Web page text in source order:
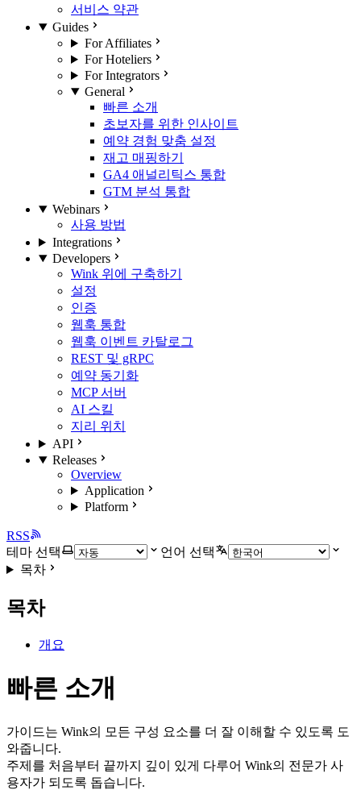
서비스 약관
Guides
For Affiliates
For Hoteliers
For Integrators
General
빠른 소개
초보자를 위한 인사이트
예약 경험 맞춤 설정
재고 매핑하기
GA4 애널리틱스 통합
GTM 분석 통합
Webinars
사용 방법
Integrations
Developers
Wink 위에 구축하기
설정
인증
웹훅 통합
웹훅 이벤트 카탈로그
REST 및 gRPC
예약 동기화
MCP 서버
AI 스킬
지리 위치
API
Releases
Overview
Application
Platform
RSS
테마 선택
언어 선택
목차
목차
개요
빠른 소개
가이드는 Wink의 모든 구성 요소를 더 잘 이해할 수 있도록 도
와줍니다.
주제를 처음부터 끝까지 깊이 있게 다루어 Wink의 전문가 사
용자가 되도록 돕습니다.